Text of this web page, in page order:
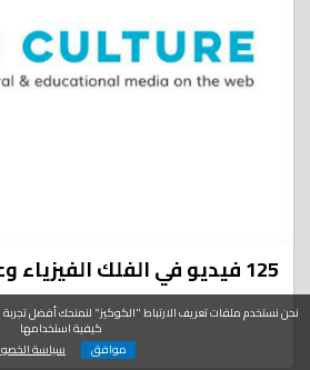
125 فيديو في الفلك الفيزياء وعلم النفس
نحن نستخدم ملفات تعريف الارتباط "الكوكيز" لنمنحك أفضل
كيفية استخدامها
موافق
سياسة